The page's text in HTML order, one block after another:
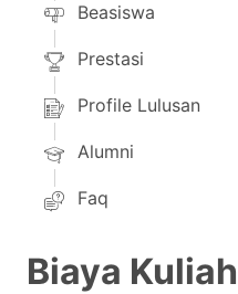
Beasiswa
Prestasi
Profile Lulusan
Alumni
Faq
Biaya Kuliah